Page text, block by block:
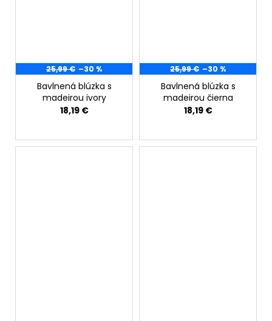
25,99 € –30 %
Bavlnená blúzka s
madeirou ivory
18,19 €
25,99 € –30 %
Bavlnená blúzka s
madeirou čierna
18,19 €